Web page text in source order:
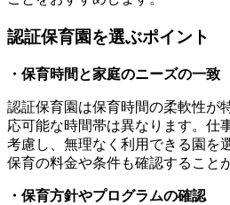
認証保育園を選ぶポイント
・保育時間と家庭のニーズの一致
認証保育園は保育時間の柔軟性が
応可能な時間帯は異なります。仕
考慮し、無理なく利用できる園を
保育の料金や条件も確認すること
・保育方針やプログラムの確認